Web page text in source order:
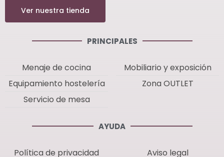
Ver nuestra tienda
PRINCIPALES
Menaje de cocina
Equipamiento hostelería
Servicio de mesa
Mobiliario y exposición
Zona OUTLET
AYUDA
Política de privacidad Aviso legal